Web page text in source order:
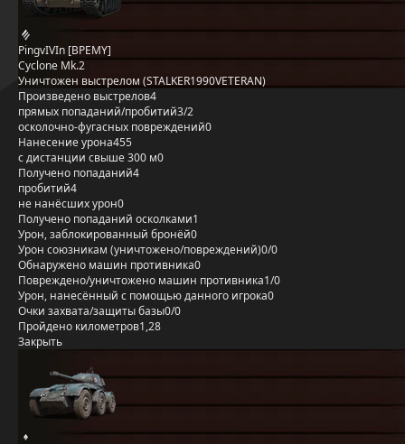
PingvIVIn [BPEMY]
Cyclone Mk.2
Уничтожен выстрелом (STALKER1990VETERAN)
Произведено выстрелов4
прямых попаданий/пробитий3/2
осколочно-фугасных повреждений0
Нанесение урона455
с дистанции свыше 300 м0
Получено попаданий4
пробитий4
не нанёсших урон0
Получено попаданий осколками1
Урон, заблокированный бронёй0
Урон союзникам (уничтожено/повреждений)0/0
Обнаружено машин противника0
Повреждено/уничтожено машин противника1/0
Урон, нанесённый с помощью данного игрока0
Очки захвата/защиты базы0/0
Пройдено километров1,28
Закрыть